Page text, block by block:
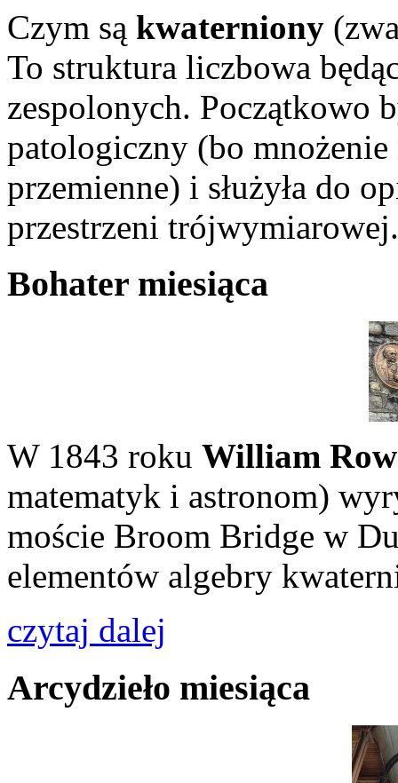
Czym są kwaterniony
To struktura liczbowa
zespolonych. Początkowo
patologiczny (bo
przemienne) i służyła do
przestrzeni trójwymiarowej.
Bohater miesiąca
W 1843 roku William
matematyk i astronom)
moście Broom Bridge w
elementów algebry
czytaj dalej
Arcydzieło miesiąca